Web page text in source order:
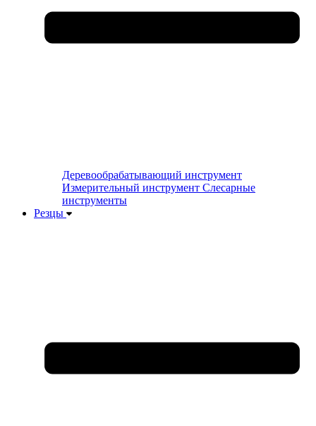
Деревообрабатывающий инструмент
Измерительный инструмент Слесарные
инструменты
Резцы